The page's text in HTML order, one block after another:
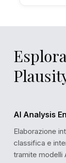
AI Analysis
Elaborazione
classifica e
tramite modelli